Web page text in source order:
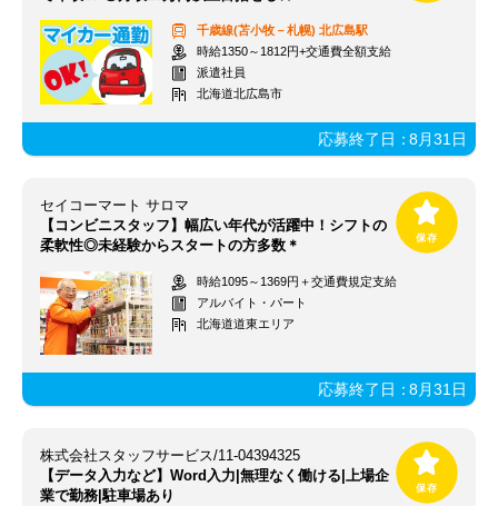
千歳線(苫小牧－札幌) 北広島駅
時給1350～1812円+交通費全額支給
派遣社員
北海道北広島市
応募終了日：8月31日
セイコーマート サロマ
【コンビニスタッフ】幅広い年代が活躍中！シフトの
柔軟性◎未経験からスタートの方多数＊
時給1095～1369円＋交通費規定支給
アルバイト・パート
北海道道東エリア
応募終了日：8月31日
株式会社スタッフサービス/11-04394325
【データ入力など】Word入力|無理なく働ける|上場企
業で勤務|駐車場あり